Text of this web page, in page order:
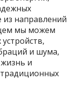
из направлений
мы можем
и шума,
и